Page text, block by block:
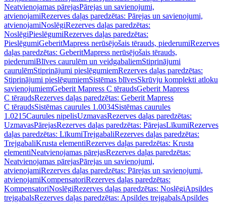
Neatvienojamas pārejasPārejas un savienojumi,
atvienojamiRezerves daļas paredzētas: Pārejas un savienojumi,
atvienojamiNoslēgiRezerves daļas paredzētas:
NoslēgiPieslēgumiRezerves daļas paredzētas:
PieslēgumiGeberitMapress nerūsējošais tērauds, piederumiRezerves
daļas paredzētas: GeberitMapress nerūsējošais tērauds,
piederumiBlīves caurulēm un veidgabaliemStiprinājumi
caurulēmStiprinājumi pieslēgumiemRezerves daļas paredzētas:
Stiprinājumi pieslēgumiemSistēmas blīvesSkrūvju komplekti atloku
savienojumiemGeberit Mapress C tēraudsGeberit Mapress
C tēraudsRezerves daļas paredzētas: Geberit Mapress
C tēraudsSistēmas caurules 1.0034Sistēmas caurules
1.0215Caurules nipelisUzmavasRezerves daļas paredzētas:
UzmavasPārejasRezerves daļas paredzētas: PārejasLīkumiRezerves
daļas paredzētas: LīkumiTrejgabaliRezerves daļas paredzētas:
TrejgabaliKrusta elementiRezerves daļas paredzētas: Krusta
elementiNeatvienojamas pārejasRezerves daļas paredzētas:
Neatvienojamas pārejasPārejas un savienojumi,
atvienojamiRezerves daļas paredzētas: Pārejas un savienojumi,
atvienojamiKompensatoriRezerves daļas paredzētas:
KompensatoriNoslēgiRezerves daļas paredzētas: NoslēgiApsildes
trejgabalsRezerves daļas paredzētas: Apsildes trejgabalsApsildes